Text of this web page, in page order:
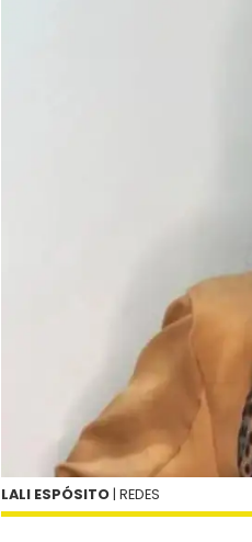
LALI ESPÓSITO | REDES